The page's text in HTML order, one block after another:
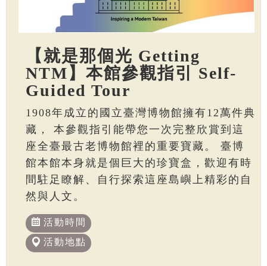
【就是那個光 Getting
NTM】本館參觀指引 Self-
Guided Tour
1908年成立的國立臺灣博物館擁有12萬件典
藏， 本參觀指引能帶您一次完整欣賞到這
座全臺最古老博物館裡的重要寶藏。 臺博
館本館本身就是個巨大的珍寶盒，歡迎有時
間駐足瞭解、自行探索這座島嶼上精彩的自
然與人文。
活動時間
活動地點